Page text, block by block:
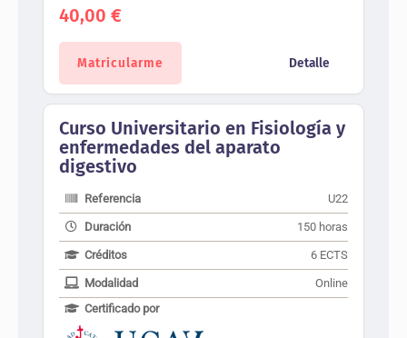
40,00 €
Matricularme Detalle
Curso Universitario en Fisiología y
enfermedades del aparato
digestivo
Referencia U22
Duración 150 horas
Créditos 6 ECTS
Modalidad
Online
Certificado por